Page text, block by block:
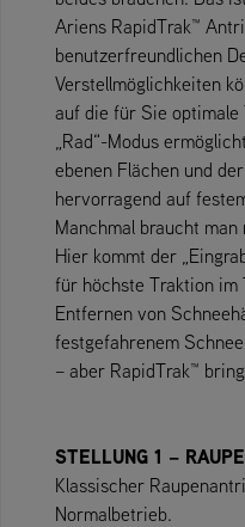
Ariens RapidTrak™
benutzerfreundlichen
Verstellmöglichkeiten
auf die für Sie
„Rad“-Modus
ebenen Flächen und
hervorragend auf
Manchmal braucht
Hier kommt der
für höchste Traktion im
Entfernen von
festgefahrenem
– aber RapidTrak™
STELLUNG 1 – RAUPE
Klassischer
Normalbetrieb.